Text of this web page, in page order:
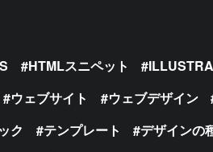
HTMLスニペット
ウェブサイト ウェブデザイン
ク テンプレート デザインの